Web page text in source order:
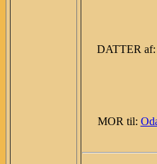
DATTER af:
MOR til: